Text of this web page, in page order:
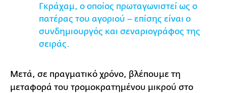
Γκράχαμ, ο οποίος πρωταγωνιστεί ως ο
πατέρας του αγοριού – επίσης είναι ο
συνδημιουργός και σεναριογράφος της
σειράς.
Μετά, σε πραγματικό χρόνο, βλέπουμε τη
μεταφορά του τρομοκρατημένου μικρού στο